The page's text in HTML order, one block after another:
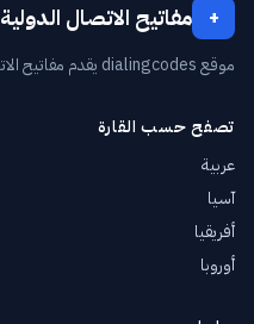
+ مفاتيح الاتصال الدولية
موقع dialingcodes يقدم مفاتيح الاتصال الدولية ومعلومات الدول مجاناً.
تصفح حسب القارة
عربية
آسيا
أفريقيا
أوروبا